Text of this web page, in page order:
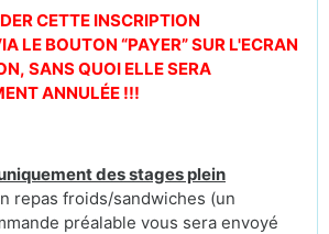
CETTE INSCRIPTION
LE BOUTON “PAYER” SUR L'ECRAN
SANS QUOI ELLE SERA
ANNULÉE !!!
des stages plein
repas froids/sandwiches (un
préalable vous sera envoyé